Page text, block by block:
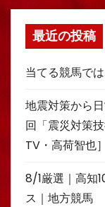
最近の投稿
当てる競馬で
地震対策から
回「震災対策
TV・高荷智也］
8/1厳選｜高知
ス｜地方競馬